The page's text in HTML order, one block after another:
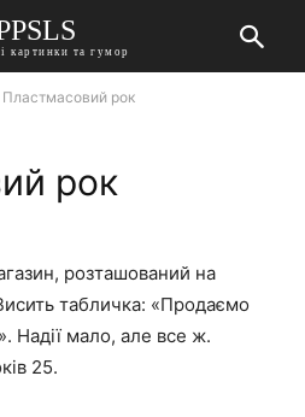
картинки та гумор
Пластмасовий рок
рок
розташований на
табличка: «Продаємо
Надії мало, але все ж.
25.